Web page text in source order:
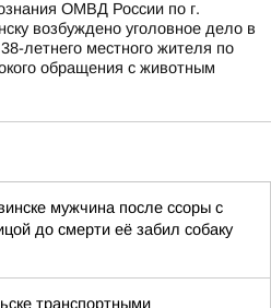
ОМВД России по г.
возбуждено уголовное дело в
летнего местного жителя по
обращения с животным
мужчина после ссоры с
до смерти её забил собаку
транспортными